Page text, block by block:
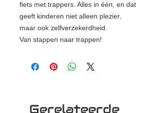
fiets met trappers. Alles in één, en dat
geeft kinderen niet alleen plezier,
maar ook zelfverzekerdheid.
Van stappen naar trappen!
Gerelateerde